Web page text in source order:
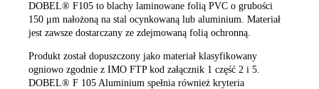
DOBEL® F105 to blachy laminowane folią PVC o grubości
150 μm nałożoną na stal ocynkowaną lub aluminium. Materiał
jest zawsze dostarczany ze zdejmowaną folią ochronną.
Produkt został dopuszczony jako materiał klasyfikowany
ogniowo zgodnie z IMO FTP kod załącznik 1 część 2 i 5.
DOBEL® F 105 Aluminium spełnia również kryteria